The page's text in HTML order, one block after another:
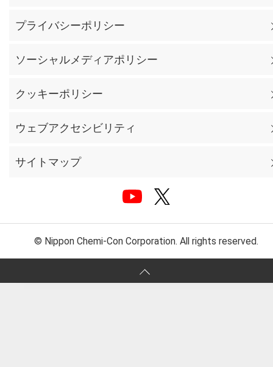
プライバシーポリシー
ソーシャルメディアポリシー
クッキーポリシー
ウェブアクセシビリティ
サイトマップ
© Nippon Chemi-Con Corporation. All rights reserved.